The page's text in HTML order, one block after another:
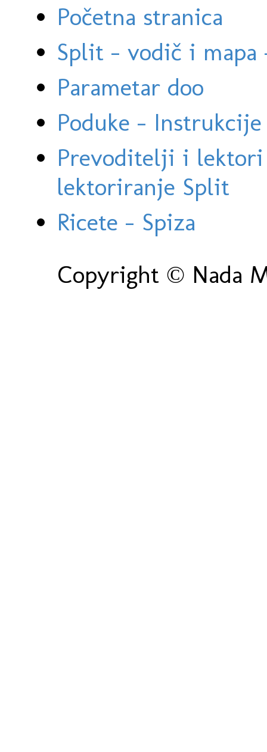
Početna stranica
Split - vodič i
Parametar doo
Poduke -
Prevoditelji i
lektoriranje Split
Ricete - Spiza
Copyright © Nada